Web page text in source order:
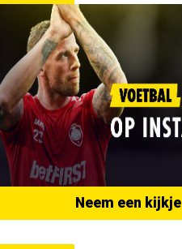
Neem een kijkje